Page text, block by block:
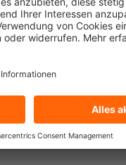
mög­lich. Viele
Sie auf